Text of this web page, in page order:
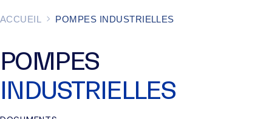
À PROPOS
ACCUEIL POMPES INDUSTRIELLES
POMPES
INDUSTRIELLES